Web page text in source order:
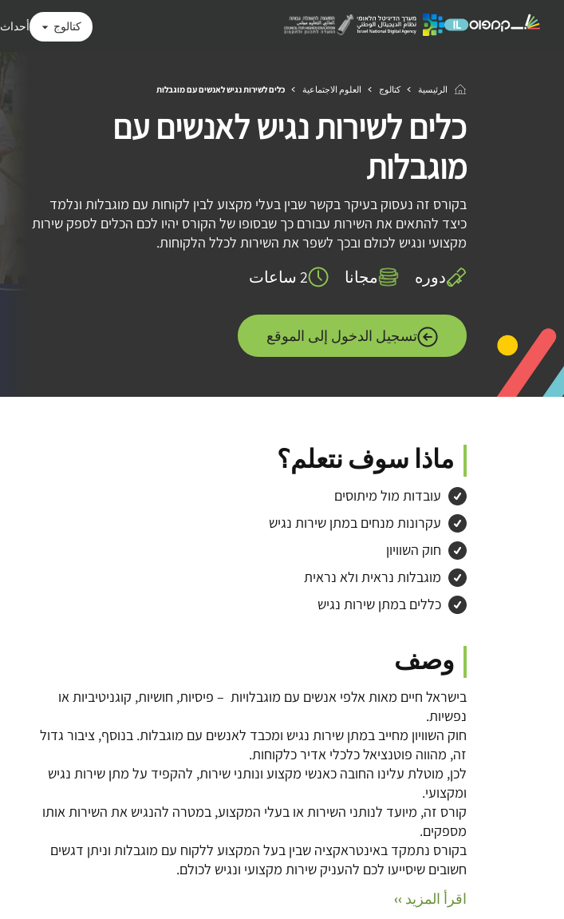
كتالوج أحداث
الرئيسية كتالوج العلوم الاجتماعية כלים לשירות נגיש לאנשים עם מוגבלות
כלים לשירות נגיש לאנשים עם
מוגבלות
בקורס זה נעסוק בעיקר בקשר שבין בעלי מקצוע לבין לקוחות עם מוגבלות ונלמד
כיצד להתאים את השירות עבורם כך שבסופו של הקורס יהיו לכם הכלים לספק שירות
מקצועי ונגיש לכולם ובכך לשפר את השירות לכלל הלקוחות.
دوره مجانا 2 ساعات
تسجيل الدخول إلى الموقع
ماذا سوف نتعلم؟
עובדות מול מיתוסים
עקרונות מנחים במתן שירות נגיש
חוק השוויון
מוגבלות נראית ולא נראית
כללים במתן שירות נגיש
وصف
בישראל חיים מאות אלפי אנשים עם מוגבלויות – פיסיות, חושיות, קוגניטיביות או
נפשיות.
חוק השוויון מחייב במתן שירות נגיש ומכבד לאנשים עם מוגבלות. בנוסף, ציבור גדול
זה, מהווה פוטנציאל כלכלי אדיר כלקוחות.
לכן, מוטלת עלינו החובה כאנשי מקצוע ונותני שירות, להקפיד על מתן שירות נגיש
ומקצועי.
קורס זה, מיועד לנותני השירות או בעלי המקצוע, במטרה להנגיש את השירות אותו
מספקים.
בקורס נתמקד באינטראקציה שבין בעל המקצוע ללקוח עם מוגבלות וניתן דגשים
חשובים שיסייעו לכם להעניק שירות מקצועי ונגיש לכולם.
اقرأ المزيد ››